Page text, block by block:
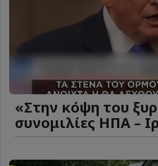
«Στην κόψη του
συνομιλίες ΗΠΑ –